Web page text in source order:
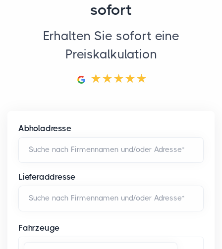
sofort
Erhalten Sie sofort eine
Preiskalkulation
Abholadresse
Suche nach Firmennamen und/oder Adresse*
Lieferaddresse
Suche nach Firmennamen und/oder Adresse*
Fahrzeuge